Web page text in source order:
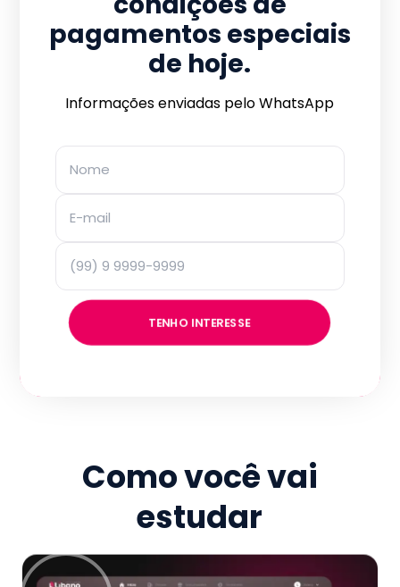
pagamentos especiais
de hoje.
Informações enviadas pelo WhatsApp
TENHO INTERESSE
Como você vai
estudar